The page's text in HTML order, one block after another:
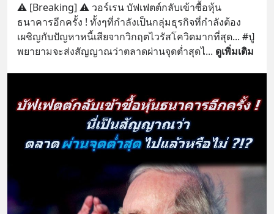
⚠️ [Breaking] ⚠️ วอร์เรน บัฟเฟตต์กลับเข้าซื้อหุ้น
ธนาคารอีกครั้ง ! ทั้งๆที่กำลังเป็นกลุ่มธุรกิจที่กำลังต้อง
เผชิญกับปัญหาหนี้เสียจากวิกฤตไวรัสโควิดมากที่สุด... #ปู่
พยายามจะส่งสัญญาณว่าตลาดผ่านจุดต่ำสุดไ... ดูเพิ่มเติม